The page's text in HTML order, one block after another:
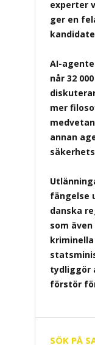
experter
ger en
AI-
når 32
mer
annan
fängelse
danska
som
tydliggör
förstör
SÖK PÅ